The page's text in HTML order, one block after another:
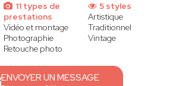
11 types de
prestations
Vidéo et montage
Photographie
Retouche photo
5 styles
Artistique
Traditionnel
Vintage
ENVOYER UN MESSAGE